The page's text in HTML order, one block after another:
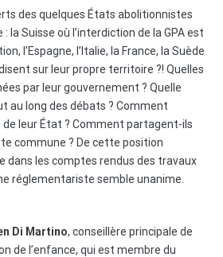
des quelques États abolitionnistes
la Suisse où l’interdiction de la GPA est
l’Espagne, l’Italie, la France, la Suède
sur leur propre territoire ?! Quelles
par leur gouvernement ? Quelle
au long des débats ? Comment
leur État ? Comment partagent-ils
commune ? De cette position
dans les comptes rendus des travaux
réglementariste semble unanime.
Di Martino, conseillère principale de
de l’enfance, qui est membre du